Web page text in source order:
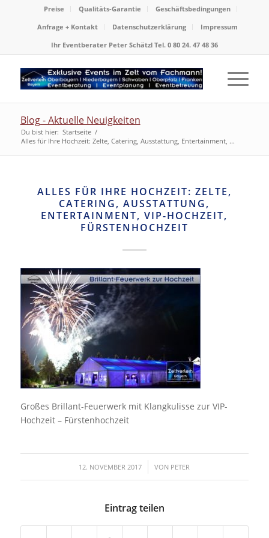
Preise Qualitäts-Garantie
Geschäftsbedingungen
Anfrage + Kontakt
Datenschutzerklärung
Impressum
Ihr Eventberater Peter Schätzl Tel. 0 80 24. 47 48 36
Blog - Aktuelle Neuigkeiten
Du bist hier: Startseite /
Alles für Ihre Hochzeit: Zelte, Catering, Ausstattung, Entertainment, ...
ALLES FÜR IHRE HOCHZEIT: ZELTE,
CATERING, AUSSTATTUNG,
ENTERTAINMENT, VIP-HOCHZEIT,
FÜRSTENHOCHZEIT
Großes Brillant-Feuerwerk mit Klangkulisse zur VIP-
Hochzeit – Fürstenhochzeit
12. NOVEMBER 2017
/ VON PETER
Eintrag teilen